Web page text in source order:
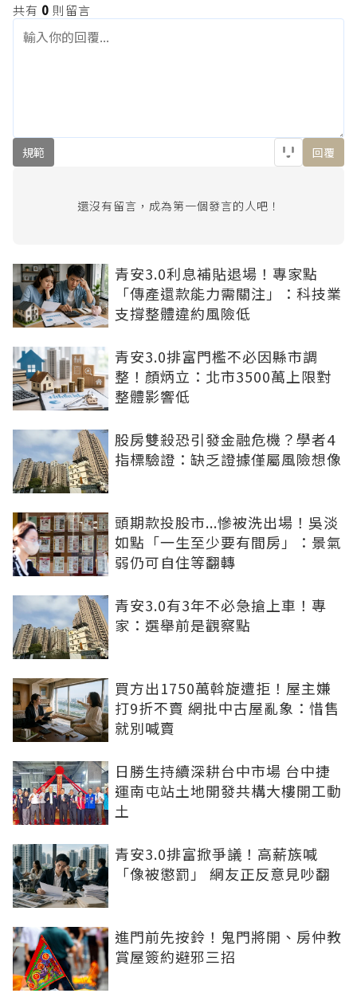
共有 0 則留言
規範 回覆
還沒有留言，成為第一個發言的人吧！
青安3.0利息補貼退場！專家點
「傳產還款能力需關注」：科技業
支撐整體違約風險低
青安3.0排富門檻不必因縣市調
整！顏炳立：北市3500萬上限對
整體影響低
股房雙殺恐引發金融危機？學者4
指標驗證：缺乏證據僅屬風險想像
頭期款投股市...慘被洗出場！吳淡
如點「一生至少要有間房」：景氣
弱仍可自住等翻轉
青安3.0有3年不必急搶上車！專
家：選舉前是觀察點
買方出1750萬斡旋遭拒！屋主嫌
打9折不賣 網批中古屋亂象：惜售
就別喊賣
日勝生持續深耕台中市場 台中捷
運南屯站土地開發共構大樓開工動
土
青安3.0排富掀爭議！高薪族喊
「像被懲罰」 網友正反意見吵翻
進門前先按鈴！鬼門將開、房仲教
賞屋簽約避邪三招